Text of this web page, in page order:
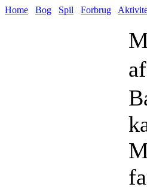
Home Bog Spil Forbrug